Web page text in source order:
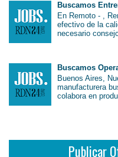
Buscamos
En Remoto - ,
efectivo de la
necesario
Buscamos
Buenos Aires,
manufacturera
colabora en
Publicar